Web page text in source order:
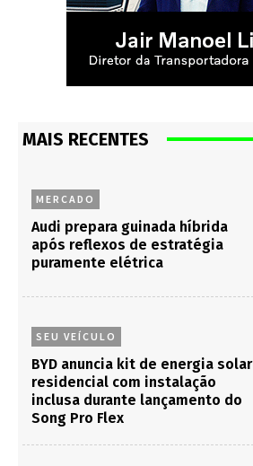
MAIS RECENTES
MERCADO
Audi prepara guinada híbrida
após reflexos de estratégia
puramente elétrica
SEU VEÍCULO
BYD anuncia kit de energia solar
residencial com instalação
inclusa durante lançamento do
Song Pro Flex